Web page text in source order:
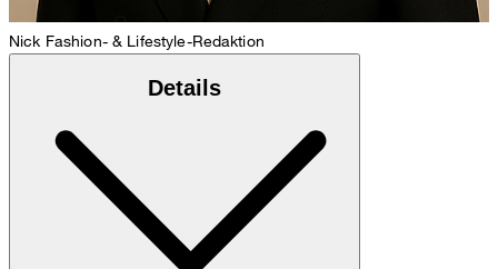
Nick Fashion- & Lifestyle-Redaktion
Details